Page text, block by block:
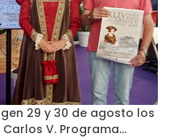
29 y 30 de agosto los
V. Programa…